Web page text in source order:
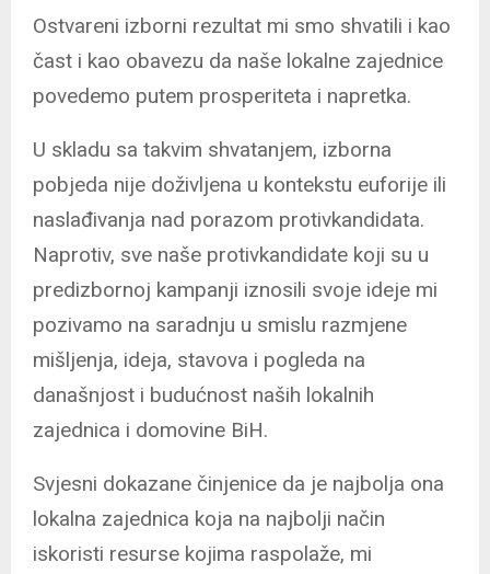
Ostvareni izborni rezultat mi smo shvatili i kao
čast i kao obavezu da naše lokalne zajednice
povedemo putem prosperiteta i napretka.
U skladu sa takvim shvatanjem, izborna
pobjeda nije doživljena u kontekstu euforije ili
naslađivanja nad porazom protivkandidata.
Naprotiv, sve naše protivkandidate koji su u
predizbornoj kampanji iznosili svoje ideje mi
pozivamo na saradnju u smislu razmjene
mišljenja, ideja, stavova i pogleda na
današnjost i budućnost naših lokalnih
zajednica i domovine BiH.
Svjesni dokazane činjenice da je najbolja ona
lokalna zajednica koja na najbolji način
iskoristi resurse kojima raspolaže, mi